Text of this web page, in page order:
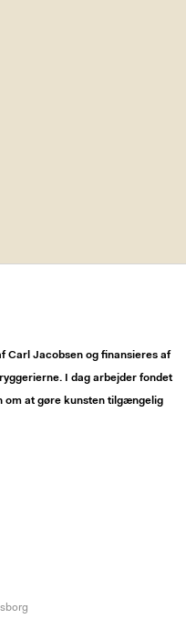
Carl Jacobsen og finansieres af
I dag arbejder fondet
om at gøre kunsten tilgængelig